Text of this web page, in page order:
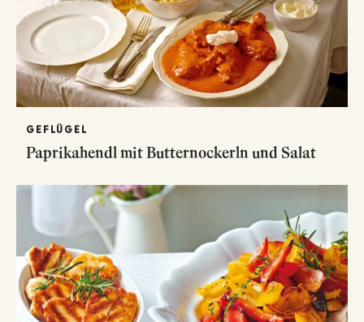
GEFLÜGEL
Paprikahendl mit Butternockerln und Salat